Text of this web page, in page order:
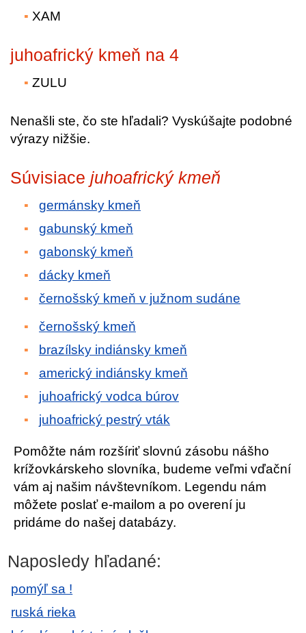
XAM
juhoafrický kmeň na 4
ZULU
Nenašli ste, čo ste hľadali? Vyskúšajte podobné
výrazy nižšie.
Súvisiace juhoafrický kmeň
germánsky kmeň
gabunský kmeň
gabonský kmeň
dácky kmeň
černošský kmeň v južnom sudáne
černošský kmeň
brazílsky indiánsky kmeň
americký indiánsky kmeň
juhoafrický vodca búrov
juhoafrický pestrý vták
Pomôžte nám rozšíriť slovnú zásobu nášho
krížovkárskeho slovníka, budeme veľmi vďační
vám aj našim návštevníkom. Legendu nám
môžete poslať e-mailom a po overení ju
pridáme do našej databázy.
Naposledy hľadané:
pomýľ sa !
ruská rieka